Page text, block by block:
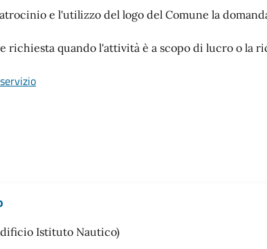
e l'utilizzo del logo del Comune la
richiesta quando l'attività è a scopo di lucro o la
Istituto Nautico)